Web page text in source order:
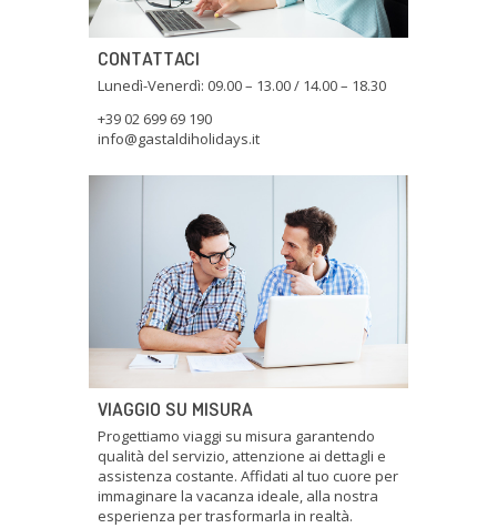
CONTATTACI
Lunedì-Venerdì: 09.00 – 13.00 / 14.00 – 18.30
+39 02 699 69 190
info@gastaldiholidays.it
VIAGGIO SU MISURA
Progettiamo viaggi su misura garantendo
qualità del servizio, attenzione ai dettagli e
assistenza costante. Affidati al tuo cuore per
immaginare la vacanza ideale, alla nostra
esperienza per trasformarla in realtà.